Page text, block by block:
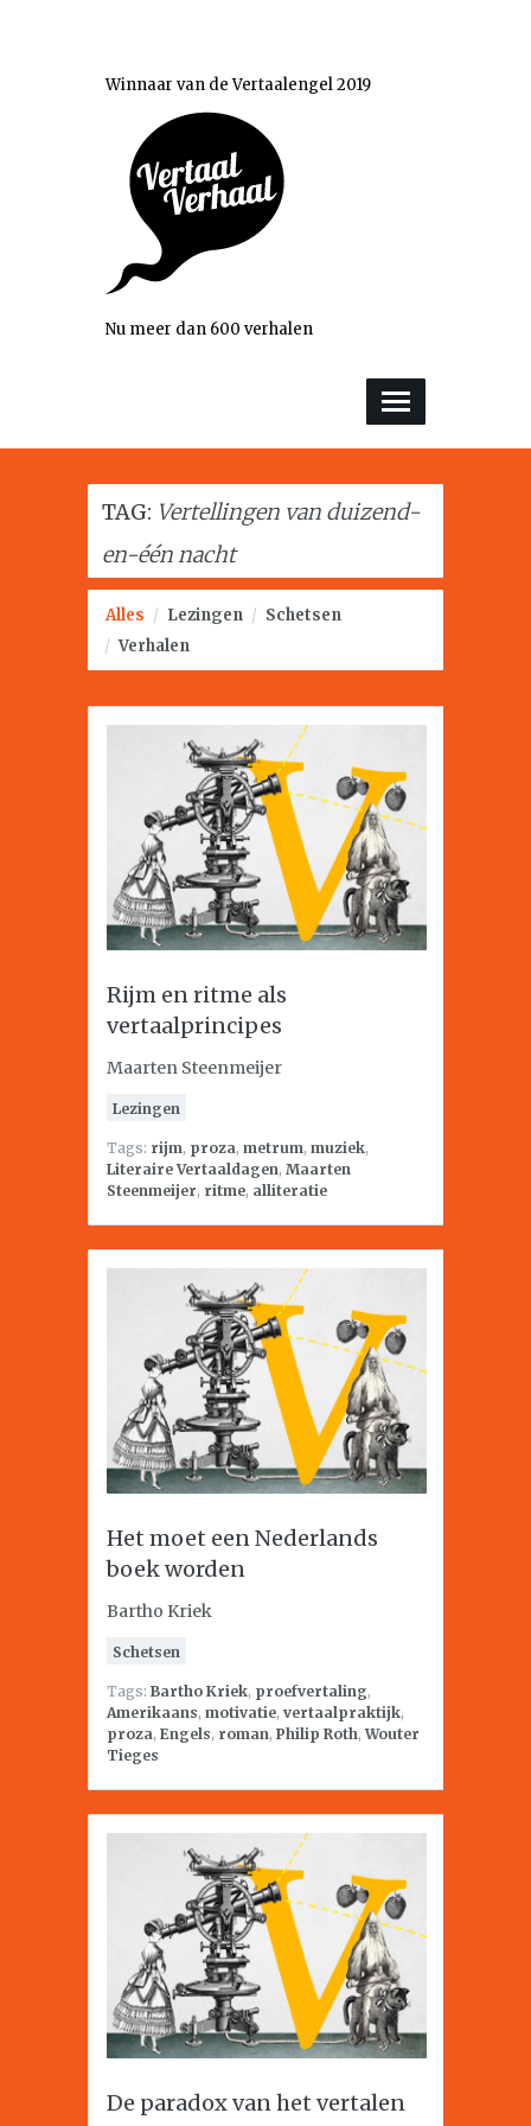
Winnaar van de Vertaalengel 2019
Nu meer dan 600 verhalen
TAG: Vertellingen van duizend-
en-één nacht
Alles / Lezingen / Schetsen
/ Verhalen
Rijm en ritme als
vertaalprincipes
Maarten Steenmeijer
Lezingen
Tags: rijm, proza, metrum, muziek,
Literaire Vertaaldagen, Maarten
Steenmeijer, ritme, alliteratie
Het moet een Nederlands
boek worden
Bartho Kriek
Schetsen
Tags: Bartho Kriek, proefvertaling,
Amerikaans, motivatie, vertaalpraktijk,
proza, Engels, roman, Philip Roth,Wouter
Tieges
De paradox van het vertalen